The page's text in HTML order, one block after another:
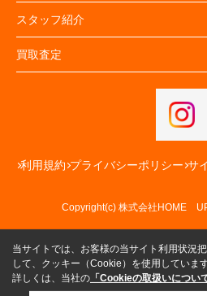
スタッフ紹介
買取査定
利用規約 プライバシーポリシー サ
Copyright(c) 株式会社HOME
当サイトでは、お客様の当サイト利用状況
して、クッキー（Cookie）を使用しています
詳しくは、当社の 「Cookieの取扱いについ